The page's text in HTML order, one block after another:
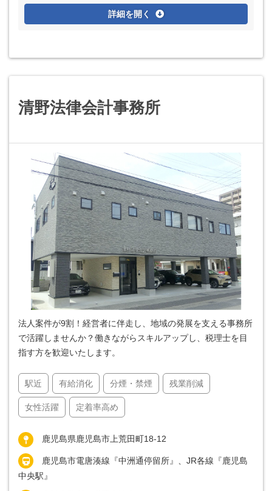
詳細を開く
清野法律会計事務所
法人案件が9割！経営者に伴走し、地域の発展を支える事務所
で活躍しませんか？働きながらスキルアップし、税理士を目
指す方を歓迎いたします。
駅近 有給消化 分煙・禁煙 残業削減
女性活躍 定着率高め
鹿児島県鹿児島市上荒田町18-12
鹿児島市電唐湊線『中洲通停留所』、JR各線『鹿児島
中央駅』